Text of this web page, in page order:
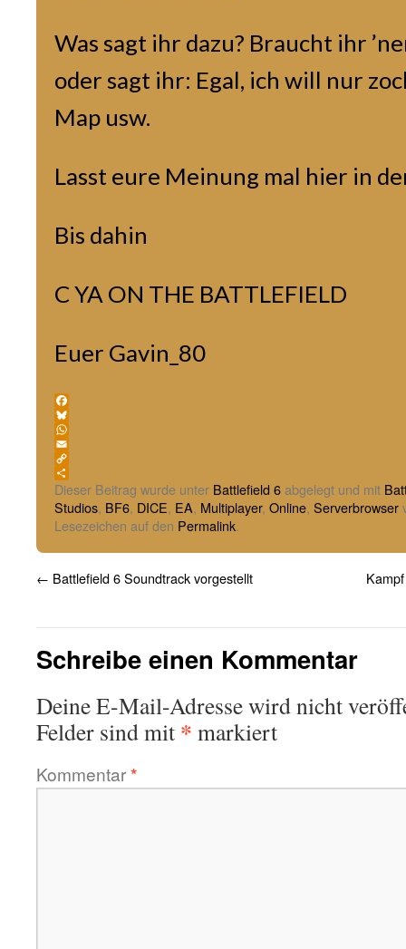
Was sagt ihr dazu? Braucht ihr
oder sagt ihr: Egal, ich will nur
Map usw.
Lasst eure Meinung mal hier in
Bis dahin
C YA ON THE BATTLEFIELD
Euer Gavin_80
Facebook
Bluesky
WhatsApp
Email
Copy
Link
Teilen
Dieser Beitrag wurde unter Battlefield 6abgelegt und mit
Studios, BF6, DICE, EA, Multiplayer, Online, Serverbrowser
Lesezeichen auf den Permalink.
← Battlefield 6 Soundtrack vorgestellt
Schreibe einen Kommentar
Deine E-Mail-Adresse wird nicht
Felder sind mit * markiert
Kommentar*